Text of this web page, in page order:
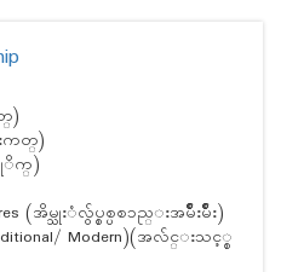
)
းကတ္)
တုိက္)
(အိမ္သုးံလွ်ပ္စစ္ပစၥည္းအမ်ဳိးမ်ဳိး)
Modern)(အလ်င္းသင့္စ